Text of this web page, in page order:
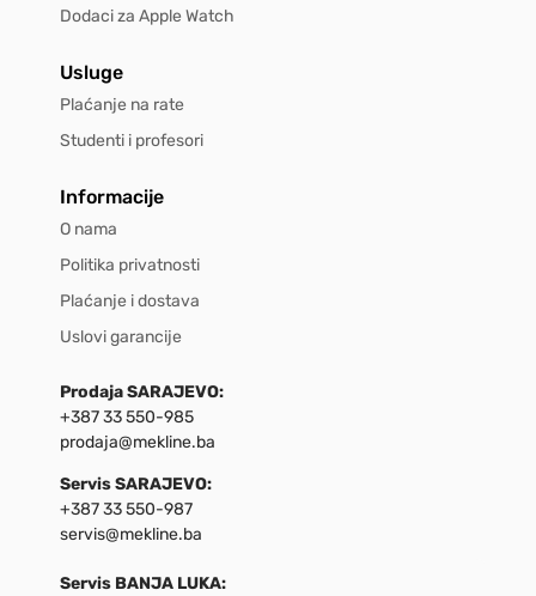
Dodaci za Apple Watch
Usluge
Plaćanje na rate
Studenti i profesori
Informacije
O nama
Politika privatnosti
Plaćanje i dostava
Uslovi garancije
Prodaja SARAJEVO:
+387 33 550-985
prodaja@mekline.ba
Servis SARAJEVO:
+387 33 550-987
servis@mekline.ba
Servis BANJA LUKA: